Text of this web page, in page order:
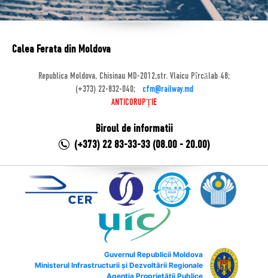
Calea Ferata din Moldova
Republica Moldova, Chisinau MD-2012,str. Vlaicu Pîrcălab 48;
(+373) 22-832-040;
cfm@railway.md
ANTICORUPȚIE
Biroul de informatii
(+373) 22 83-33-33 (08.00 - 20.00)
Guvernul Republicii Moldova
Ministerul Infrastructurii și Dezvoltării Regionale
Agenția Proprietății Publice